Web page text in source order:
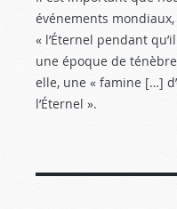
événements
« l’Éternel pendant
une époque de
elle, une « famine […]
l’Éternel ».